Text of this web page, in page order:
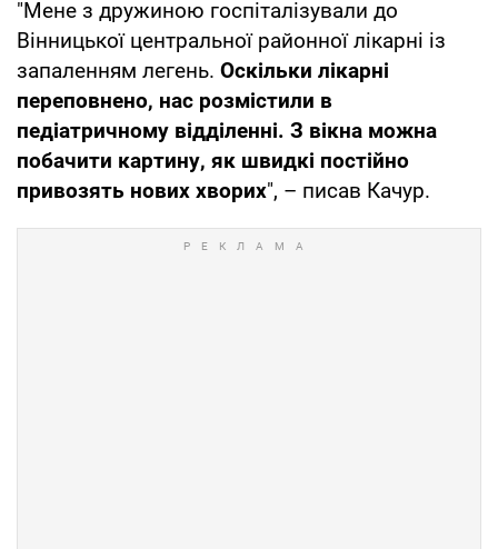
"Мене з дружиною госпіталізували до
Вінницької центральної районної лікарні із
запаленням легень. Оскільки лікарні
переповнено, нас розмістили в
педіатричному відділенні. З вікна можна
побачити картину, як швидкі постійно
привозять нових хворих", – писав Качур.